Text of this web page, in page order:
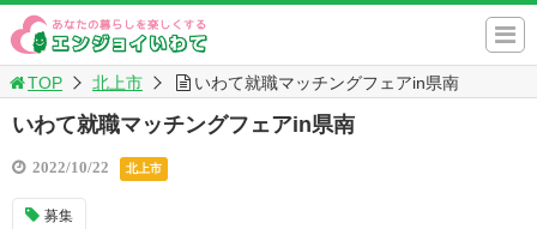
TOP 北上市 いわて就職マッチングフェアin県南
いわて就職マッチングフェアin県南
2022/10/22 北上市
募集